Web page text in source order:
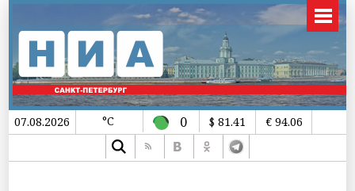
07.08.2026 °C 0 $ 81.41 € 94.06